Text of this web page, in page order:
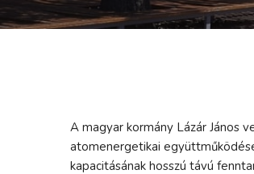
A magyar kormány Lázár János
atomenergetikai
kapacitásának hosszú távú